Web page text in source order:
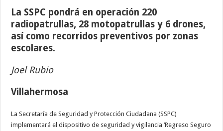
La SSPC pondrá en operación 220
radiopatrullas, 28 motopatrullas y 6 drones,
así como recorridos preventivos por zonas
escolares.
Joel Rubio
Villahermosa
La Secretaría de Seguridad y Protección Ciudadana (SSPC)
implementará el dispositivo de seguridad y vigilancia ‘Regreso Seguro